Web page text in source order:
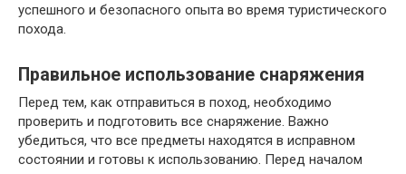
успешного и безопасного опыта во время туристического
похода.
Правильное использование снаряжения
Перед тем, как отправиться в поход, необходимо
проверить и подготовить все снаряжение. Важно
убедиться, что все предметы находятся в исправном
состоянии и готовы к использованию. Перед началом